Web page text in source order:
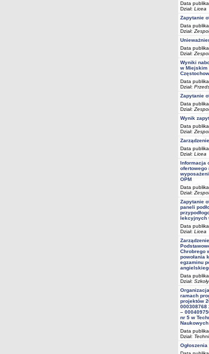
Data
Dział: Licea
Zapytanie
Data
Dział:
Data
Dział:
Wyniki
w Miejskim
Data
Dział:
Zapytanie
Data
Dział:
Wynik
Data
Dział:
Data
Dział: Licea
Informacja
ofertowego
OPM
Data
Dział:
Zapytanie
paneli
lekcyjnych
Data
Dział: Licea
Chrobrego
powołania
egzaminu
Data
Dział:
ramach
projektów
000308768
–
nr 5 w
Naukowych
Data
Dział:
Ogłoszenia